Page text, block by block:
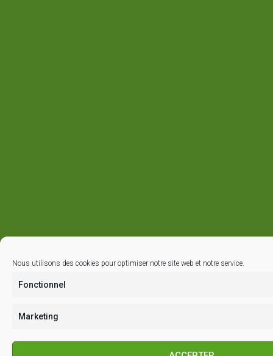
Nous utilisons des cookies pour optimiser notre site web et notre service.
Fonctionnel
Marketing